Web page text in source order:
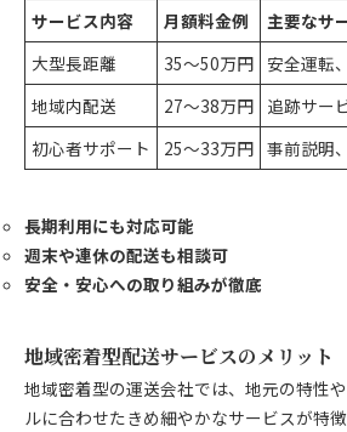
サービス内容 月額料金例
主要なサ
大型長距離
35～50万円 安全運転
地域内配送
27～38万円 追跡サー
初心者サポート
25～33万円 事前説明
長期利用にも対応可能
週末や連休の配送も相談可
安全・安心への取り組みが徹底
地域密着型配送サービスのメリット
地域密着型の運送会社では、地元の特性
ルに合わせたきめ細やかなサービスが特